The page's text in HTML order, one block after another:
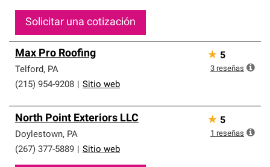
Solicitar una cotización
Max Pro Roofing
Telford, PA
(215) 954-9208
Sitio web
★ 5
3 reseñas
North Point Exteriors LLC
Doylestown, PA
(267) 377-5889
Sitio web
★ 5
1 reseñas